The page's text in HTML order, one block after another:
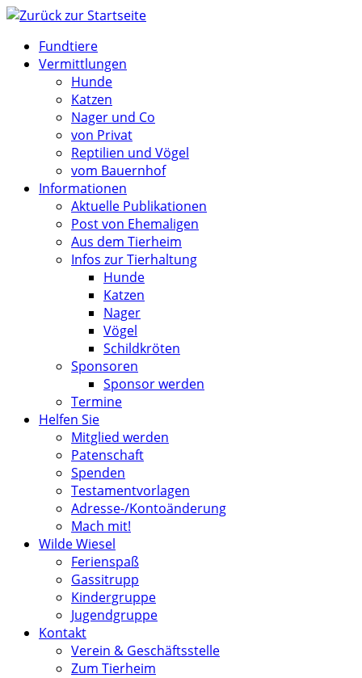
Zum
springenFundtiere
Vermittlungen
Hunde
Katzen
Nager und Co
von Privat
Reptilien und Vögel
vom Bauernhof
Informationen
Aktuelle Publikationen
Post von Ehemaligen
Aus dem Tierheim
Infos zur Tierhaltung
Hunde
Katzen
Nager
Vögel
Schildkröten
Sponsoren
Sponsor werden
Termine
Helfen Sie
Mitglied werden
Patenschaft
Spenden
Testamentvorlagen
Adresse-/Kontoänderung
Mach mit!
Wilde Wiesel
Ferienspaß
Gassitrupp
Kindergruppe
Jugendgruppe
Kontakt
Verein & Geschäftsstelle
Zum Tierheim